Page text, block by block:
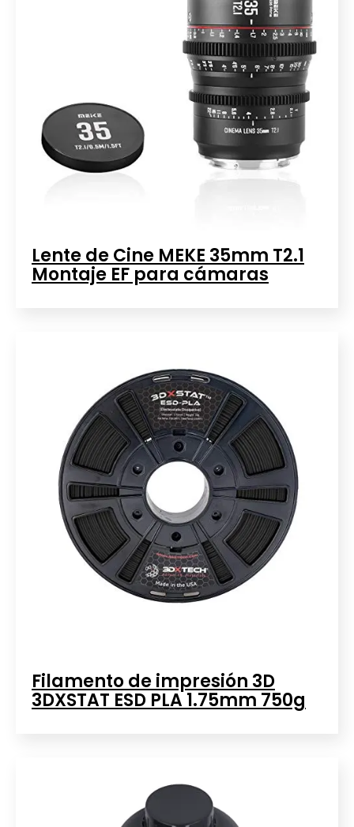
Lente de Cine MEKE 35mm T2.1
Montaje EF para cámaras
Filamento de impresión 3D
3DXSTAT ESD PLA 1.75mm 750g